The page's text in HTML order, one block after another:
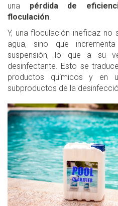
una pérdida de
floculación
Y, una floculación ineficaz
agua, sino que
suspensión, lo que a su
desinfectante. Esto se
productos químicos y en
subproductos de la